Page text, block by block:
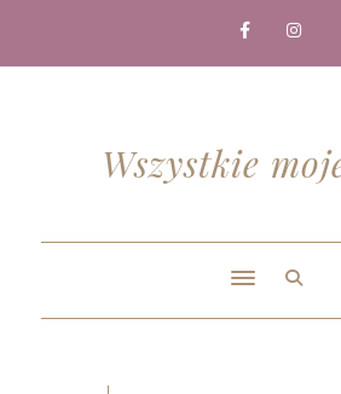
Wszystkie